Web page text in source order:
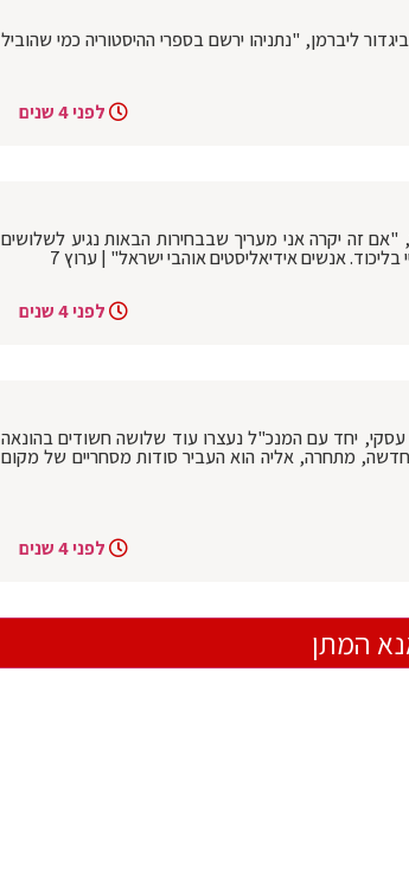
ליברמן, "נתניהו ירשם בספרי ההיסטוריה כמי שהוביל
לפני 4 שנים
זה יקרה אני מעריך שבבחירות הבאות נגיע לשלושים
אנשים אידיאליסטים אוהבי ישראל" | ערוץ 7
לפני 4 שנים
עסקי, יחד עם המנכ"ל נעצרו עוד שלושה חשודים בהונאה
מתחרה, אליה הוא העביר סודות מסחריים של מקום
לפני 4 שנים
המתן